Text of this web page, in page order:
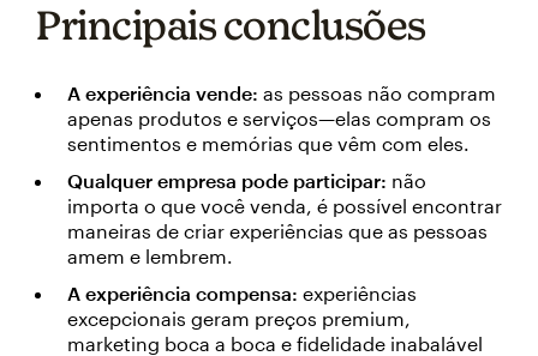
Principais conclusões
A experiência vende: as pessoas não compram
apenas produtos e serviços—elas compram os
sentimentos e memórias que vêm com eles.
Qualquer empresa pode participar: não
importa o que você venda, é possível encontrar
maneiras de criar experiências que as pessoas
amem e lembrem.
A experiência compensa: experiências
excepcionais geram preços premium,
marketing boca a boca e fidelidade inabalável